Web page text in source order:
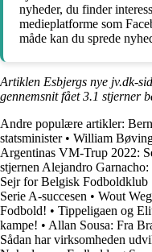
nyheder, du finder
medieplatforme som
måde kan du sprede
Artiklen Esbjergs nye jv.dk-
gennemsnit fået3.1 stjerner
Andre populære artikler:
statsminister• William
Argentinas VM-Trup 2022:
stjernen Alejandro
Sejr for Belgisk Fodboldklub
Serie A-succesen • Wout
Fodbold! • Tippeligaen og
kampe! • Allan Sousa: Fra
Sådan har virksomheden